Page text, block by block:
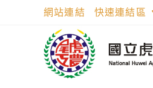
網站連結 快速連結區